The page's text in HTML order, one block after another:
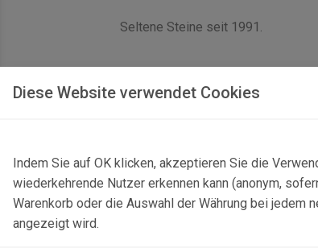
Diese Website verwendet Cookies
Indem Sie auf OK klicken, akzeptieren Sie die
wiederkehrende Nutzer erkennen kann (anonym,
Warenkorb oder die Auswahl der Währung bei
angezeigt wird.
Seltene Steine seit 1991.